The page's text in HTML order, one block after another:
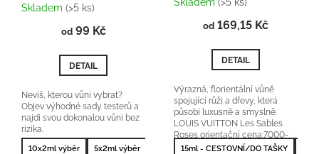
hodnocení
je
z
5
Skladem (>5 ks)
od99 Kč
DETAIL
Nevíš, kterou vůni vybrat?
Objev výhodné sady testerů a
najdi svou dokonalou vůni bez
rizika.
10x2ml výběr 5x2ml výběr 10x2ml nejprodávanější 5x2ml
od 169,15 Kč
DETAIL
Výrazná, florientální vůně
spojující růži a dřevy, která
působí luxusně a smyslně.
LOUIS VUITTON Les Sables
Roses orientační cena:7000-
9000Kč/100ml 25 %...
15ml - CESTOVNÍ/DO TAŠKY